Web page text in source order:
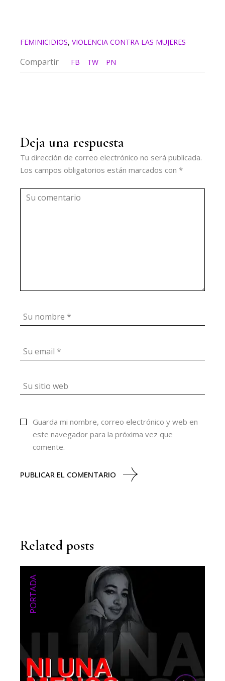
FEMINICIDIOS,VIOLENCIA CONTRA LAS MUJERES
Compartir FB TW PN
Deja una respuesta
Tu dirección de correo electrónico no será publicada.
Los campos obligatorios están marcados con*
Guarda mi nombre, correo electrónico y web en
este navegador para la próxima vez que
comente.
PUBLICAR EL COMENTARIO
Related posts
PORTADA